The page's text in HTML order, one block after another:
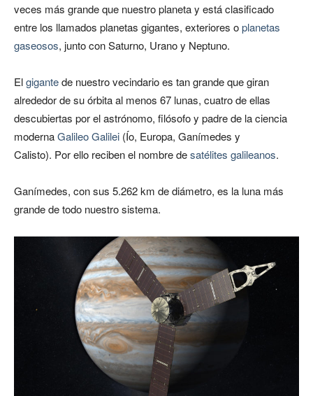
veces más grande que nuestro planeta y está clasificado
entre los llamados planetas gigantes, exteriores oplanetas
gaseosos, junto con Saturno, Urano y Neptuno.
Elgigantede nuestro vecindario es tan grande que giran
alrededor de su órbita al menos 67 lunas, cuatro de ellas
descubiertas por el astrónomo, filósofo y padre de la ciencia
modernaGalileo Galilei (Ío, Europa, Ganímedes y
Calisto). Por ello reciben el nombre desatélites galileanos.
Ganímedes, con sus 5.262 km de diámetro, es la luna más
grande de todo nuestro sistema.